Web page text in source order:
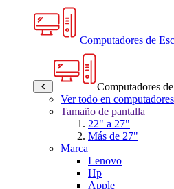
Computadores de
Computadores
Ver todo en
Tamaño de pantalla
22" a 27"
Más de 27"
Marca
Lenovo
Hp
Apple